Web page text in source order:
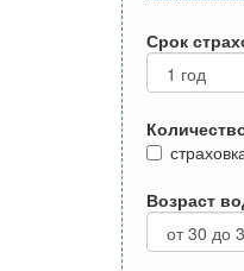
Срок
Возраст